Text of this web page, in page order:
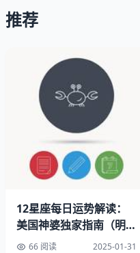
最佳时段:
幸运色彩：紫水晶之恋
幸运数字：0
速配星座：处女
推荐
12星座每日运势解读：
美国神婆独家指南（明日
必看）
66 阅读 2025-01-31